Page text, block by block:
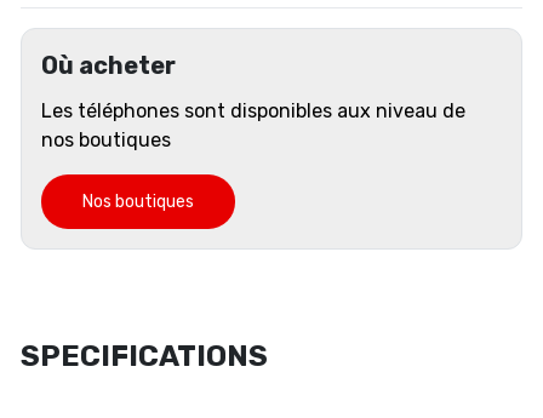
Où acheter
Les téléphones sont disponibles aux niveau de
nos boutiques
Nos boutiques
SPECIFICATIONS